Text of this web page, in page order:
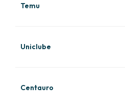
Temu
Uniclube
Centauro